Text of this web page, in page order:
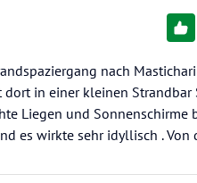
nach
dort in einer kleinen Strandbar
Liegen und Sonnenschirme
es wirkte sehr idyllisch .